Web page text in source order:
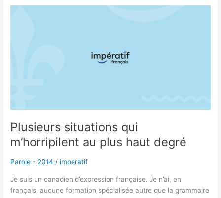
Plusieurs situations qui
m’horripilent au plus haut degré
Parole - 2014 / imperatif
Je suis un canadien d’expression française. Je n’ai, en
français, aucune formation spécialisée autre que la grammaire